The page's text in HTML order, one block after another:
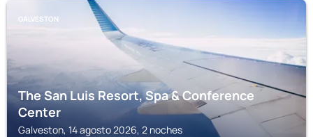
GALVESTON
The San Luis Resort, Spa & Conference
Center
Galveston, 14 agosto 2026, 2 noches